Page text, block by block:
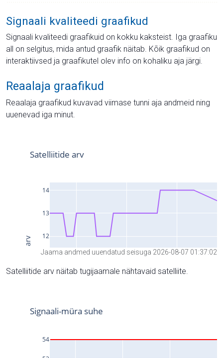
Signaali kvaliteedi graafikud
Signaali kvaliteedi graafikuid on kokku kaksteist. Iga graafiku
all on selgitus, mida antud graafik näitab. Kõik graafikud on
interaktiivsed ja graafikutel olev info on kohaliku aja järgi.
Reaalaja graafikud
Reaalaja graafikud kuvavad viimase tunni aja andmeid ning
uuenevad iga minut.
Jaama andmed uuendatud seisuga 2026-08-07 01:37:02
Satelliitide arv näitab tugijaamale nähtavaid satelliite.